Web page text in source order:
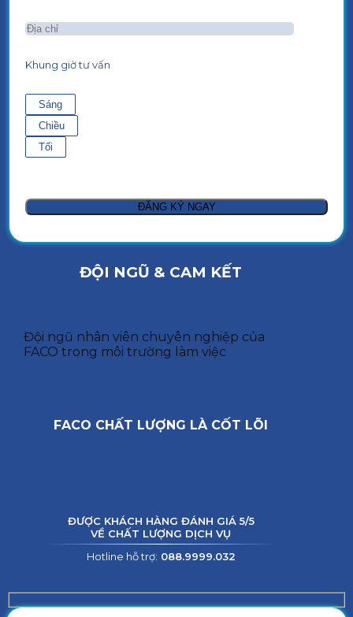
Khung giờ tư vấn
Sáng
Chiều
Tối
ĐỘI NGŨ & CAM KẾT
Đội ngũ nhân viên chuyên nghiệp của
FACO trong môi trường làm việc
FACO CHẤT LƯỢNG LÀ CỐT LÕI
ĐƯỢC KHÁCH HÀNG ĐÁNH GIÁ 5/5
VỀ CHẤT LƯỢNG DỊCH VỤ
Hotline hỗ trợ: 088.9999.032